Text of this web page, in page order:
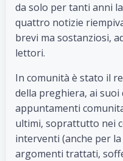
da solo per tanti anni
quattro notizie
brevi ma sostanziosi,
lettori.
In comunità è stato il
della preghiera, ai
appuntamenti
ultimi, soprattutto nei
interventi (anche per
argomenti trattati,